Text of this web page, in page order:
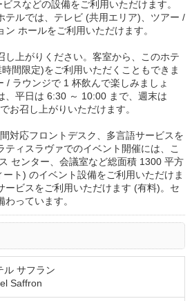
スなどの設備をご利用いただけます。
テルでは、テレビ (共用エリア)、ツアー /
ホールをご利用いただけます。
し上がりください。客室から、このホテ
間限定)をご利用いただくこともできま
/ ラウンジで 1 杯飲んで楽しみましょ
、平日は 6:30 ～ 10:00 まで、週末は
お召し上がりいただけます。
対応フロントデスク、多言語サービスを
ティスラヴァでのイベント開催には、こ
センター、会議室など総面積 1300 平方
ト) のイベント設備をご利用いただけま
ービスをご利用いただけます (有料)。セ
っています。
ル サフラン
Saffron